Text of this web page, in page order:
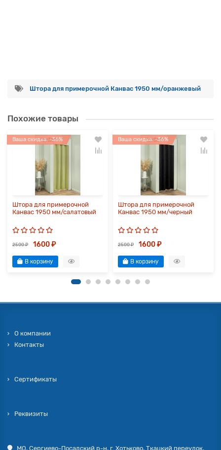
Штора для примерочной Канвас 1950 мм/оранжевый
Похожие товары
Ваша скидка: -36%
Штора для примерочной
Канвас 1950 мм/салатовый
2500 ₽ 1600 ₽
В корзину
Ваша скидка: -36%
Штора для примерочной
Канвас 1950 мм/черный
2500 ₽ 1600 ₽
В корзину
О компании
Контакты
Сертификаты
Реквизиты
МО, Сергиево-Посадский р-н, г. Хотьково, Ткацкий переулок,